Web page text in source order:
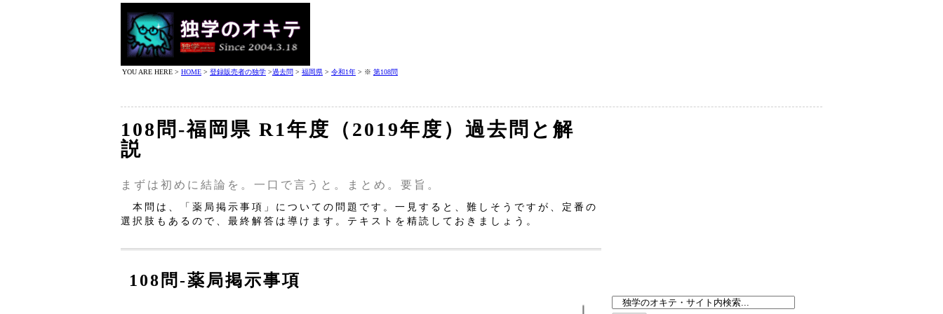
YOU ARE HERE > HOME > 登録販売者の独学 >過去問 > 福岡県 > 令和1年 > ※ 第108問
108問‐福岡県 R1年度（2019年度）過去問と解
説
まずは初めに結論を。一口で言うと。まとめ。要旨。
本問は、「薬局掲示事項」についての問題です。一見すると、難しそうですが、定番の
選択肢もあるので、最終解答は導けます。テキストを精読しておきましょう。
108問‐薬局掲示事項